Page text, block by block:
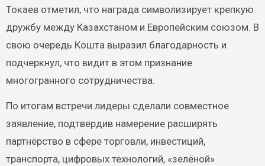
Токаев отметил, что награда символизирует крепкую
дружбу между Казахстаном и Европейским союзом. В
свою очередь Кошта выразил благодарность и
подчеркнул, что видит в этом признание
многогранного сотрудничества.
По итогам встречи лидеры сделали совместное
заявление, подтвердив намерение расширять
партнёрство в сфере торговли, инвестиций,
транспорта, цифровых технологий, «зелёной»